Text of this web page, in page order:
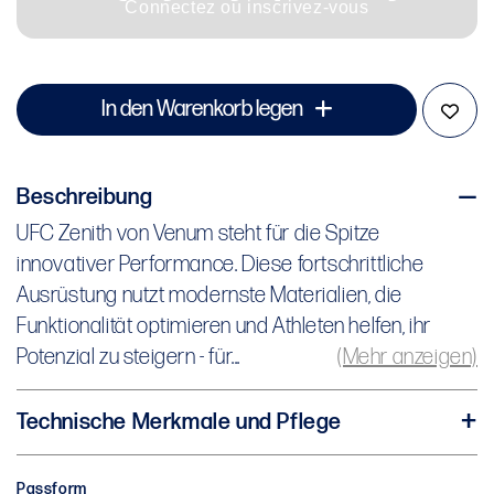
Connectez ou inscrivez-vous
In den Warenkorb legen
Beschreibung
UFC Zenith von Venum steht für die Spitze
innovativer Performance. Diese fortschrittliche
Ausrüstung nutzt modernste Materialien, die
Funktionalität optimieren und Athleten helfen, ihr
Potenzial zu steigern - für maximale Leistung im und
außerhalb des Octagons.
Das UFC Zenith von Venum Authentic Fight Week
Performance Langarm-Rashguard für Herren liegt
UFC Zenith von Venum steht für die Spitze
innovativer Performance. Diese fortschrittliche
Ausrüstung nutzt modernste Materialien, die
Funktionalität optimieren und Athleten helfen, ihr
Potenzial zu steigern - für...
(Mehr anzeigen)
Technische Merkmale und Pflege
Material: 75 % Polyester - 25 % Elasthan
Passform